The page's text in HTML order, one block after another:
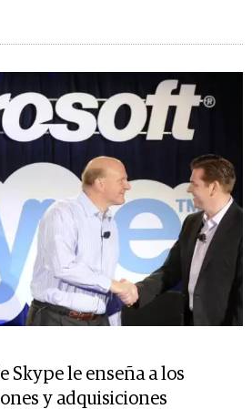
Skype le enseña a los
y adquisiciones